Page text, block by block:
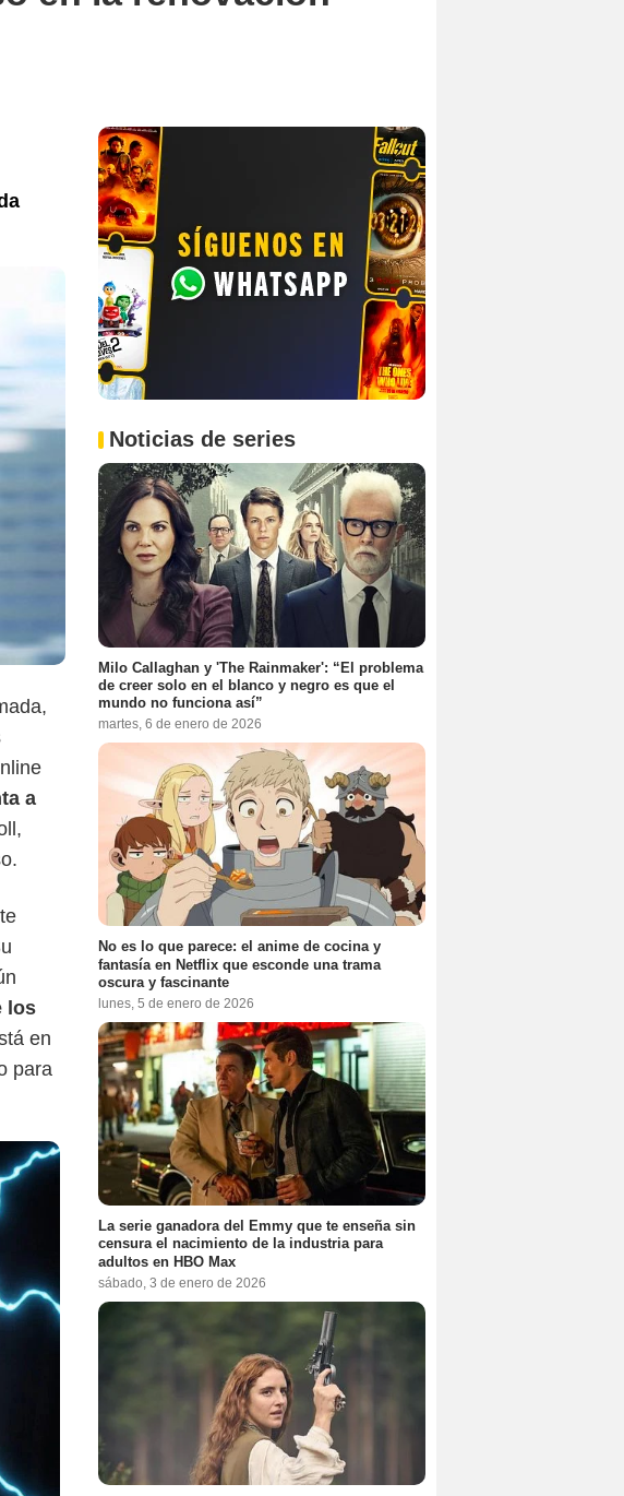
a
los
en
para
Noticias de series
Milo Callaghan y 'The Rainmaker': “El problema
de creer solo en el blanco y negro es que el
mundo no funciona así”
martes, 6 de enero de 2026
No es lo que parece: el anime de cocina y
fantasía en Netflix que esconde una trama
oscura y fascinante
lunes, 5 de enero de 2026
La serie ganadora del Emmy que te enseña sin
censura el nacimiento de la industria para
adultos en HBO Max
sábado, 3 de enero de 2026